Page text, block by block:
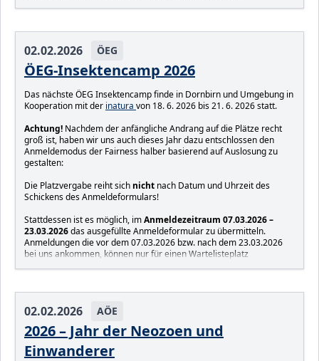
und bedanken und herzlichst bei der Jury!
02.02.2026 ÖEG
ÖEG-Insektencamp 2026
Das nächste ÖEG Insektencamp finde in Dornbirn und Umgebung in
Kooperation mit der inatura von 18. 6. 2026 bis 21. 6. 2026 statt.
Achtung! Nachdem der anfängliche Andrang auf die Plätze recht
groß ist, haben wir uns auch dieses Jahr dazu entschlossen den
Anmeldemodus der Fairness halber basierend auf Auslosung zu
gestalten:
Die Platzvergabe reiht sich nicht nach Datum und Uhrzeit des
Schickens des Anmeldeformulars!
Stattdessen ist es möglich, imAnmeldezeitraum 07.03.2026 –
23.03.2026das ausgefüllte Anmeldeformular zu übermitteln.
Anmeldungen die vor dem 07.03.2026 bzw. nach dem 23.03.2026
bei uns ankommen, können nur für einen Wartelisteplatz
02.02.2026 AÖE
2026 – Jahr der Neozoen und
Einwanderer